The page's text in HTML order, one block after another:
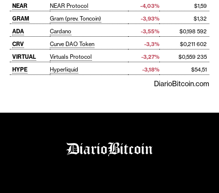
NEAR NEAR Protocol -4,03%
$1,59
GRAM
Gram (prev. Toncoin) -3,93%
$1,32
ADA
Cardano -3,55%
$0,198 592
CRV
Curve DAO Token -3,3%
$0,211 602
VIRTUAL
Virtuals Protocol -3,27%
$0,559 235
HYPE
Hyperliquid -3,18% $54,51
DiarioBitcoin.com